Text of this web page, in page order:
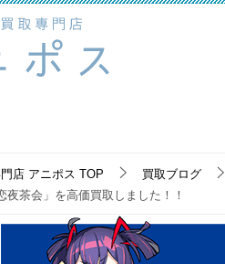
店 アニポス TOP 買取ブログ
茶会」を高価買取しました！！